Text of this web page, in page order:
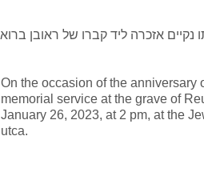
On the occasion of the anniversary
memorial service at the grave of
January 26, 2023, at 2 pm, at the
utca.